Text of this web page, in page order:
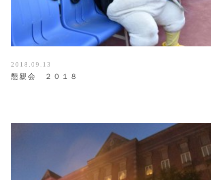
2018.09.13
懇親会 ２０１８